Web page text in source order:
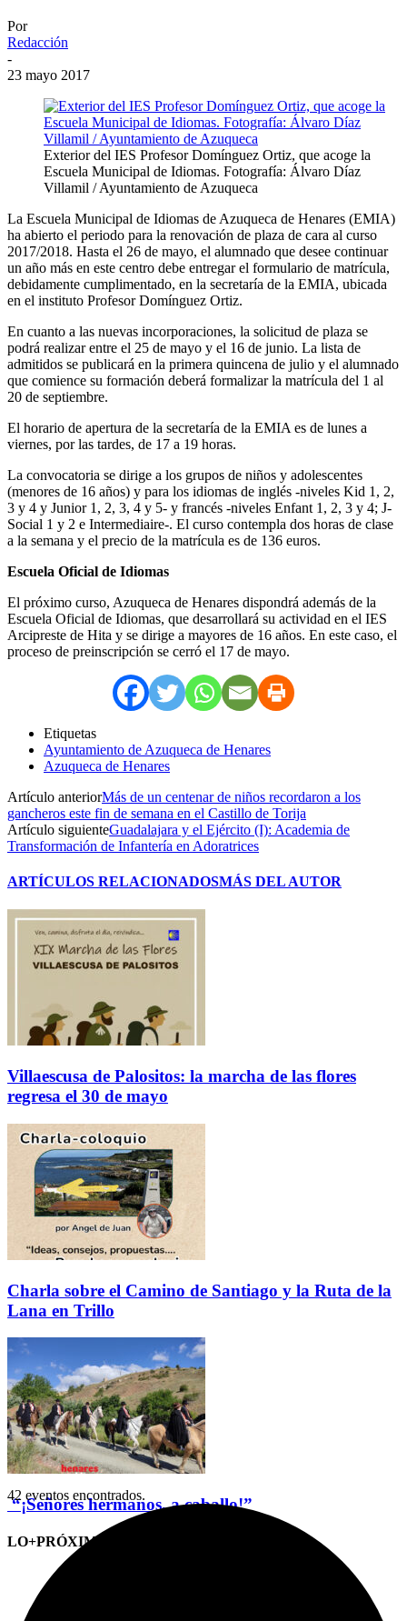
Por
Redacción
-
23 mayo 2017
Exterior del IES Profesor Domínguez Ortiz, que acoge la
Escuela Municipal de Idiomas. Fotografía: Álvaro Díaz
Villamil / Ayuntamiento de Azuqueca
La Escuela Municipal de Idiomas de Azuqueca de Henares (EMIA)
ha abierto el periodo para la renovación de plaza de cara al curso
2017/2018. Hasta el 26 de mayo, el alumnado que desee continuar
un año más en este centro debe entregar el formulario de matrícula,
debidamente cumplimentado, en la secretaría de la EMIA, ubicada
en el instituto Profesor Domínguez Ortiz.
En cuanto a las nuevas incorporaciones, la solicitud de plaza se
podrá realizar entre el 25 de mayo y el 16 de junio. La lista de
admitidos se publicará en la primera quincena de julio y el alumnado
que comience su formación deberá formalizar la matrícula del 1 al
20 de septiembre.
El horario de apertura de la secretaría de la EMIA es de lunes a
viernes, por las tardes, de 17 a 19 horas.
La convocatoria se dirige a los grupos de niños y adolescentes
(menores de 16 años) y para los idiomas de inglés -niveles Kid 1, 2,
3 y 4 y Junior 1, 2, 3, 4 y 5- y francés -niveles Enfant 1, 2, 3 y 4; J-
Social 1 y 2 e Intermediaire-. El curso contempla dos horas de clase
a la semana y el precio de la matrícula es de 136 euros.
Escuela Oficial de Idiomas
El próximo curso, Azuqueca de Henares dispondrá además de la
Escuela Oficial de Idiomas, que desarrollará su actividad en el IES
Arcipreste de Hita y se dirige a mayores de 16 años. En este caso, el
proceso de preinscripción se cerró el 17 de mayo.
Etiquetas
Ayuntamiento de Azuqueca de Henares
Azuqueca de Henares
Artículo anteriorMás de un centenar de niños recordaron a los
gancheros este fin de semana en el Castillo de Torija
Artículo siguienteGuadalajara y el Ejército (I): Academia de
Transformación de Infantería en Adoratrices
ARTÍCULOS RELACIONADOSMÁS DEL AUTOR
Villaescusa de Palositos: la marcha de las flores
regresa el 30 de mayo
Charla sobre el Camino de Santiago y la Ruta de la
Lana en Trillo
“¡Señores hermanos, a caballo!”
LO+PRÓXIMO (CITAS)
42 eventos encontrados.